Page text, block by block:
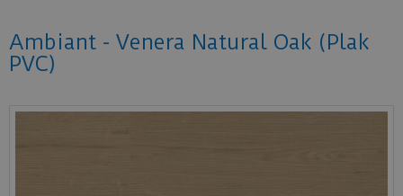
Ambiant - Venera Natural Oak (Plak
PVC)